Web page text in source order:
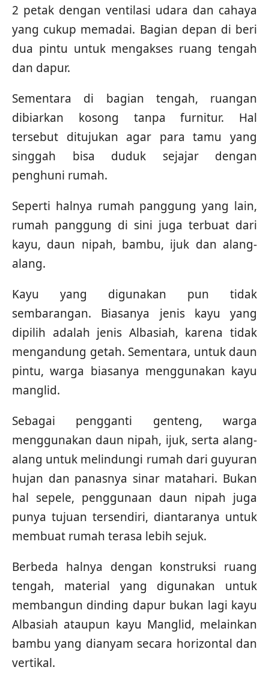
2 petak dengan ventilasi udara dan cahaya
yang cukup memadai. Bagian depan di beri
dua pintu untuk mengakses ruang tengah
dan dapur.
Sementara di bagian tengah, ruangan
dibiarkan kosong tanpa furnitur. Hal
tersebut ditujukan agar para tamu yang
singgah bisa duduk sejajar dengan
penghuni rumah.
Seperti halnya rumah panggung yang lain,
rumah panggung di sini juga terbuat dari
kayu, daun nipah, bambu, ijuk dan alang-
alang.
Kayu yang digunakan pun tidak
sembarangan. Biasanya jenis kayu yang
dipilih adalah jenis Albasiah, karena tidak
mengandung getah. Sementara, untuk daun
pintu, warga biasanya menggunakan kayu
manglid.
Sebagai pengganti genteng, warga
menggunakan daun nipah, ijuk, serta alang-
alang untuk melindungi rumah dari guyuran
hujan dan panasnya sinar matahari. Bukan
hal sepele, penggunaan daun nipah juga
punya tujuan tersendiri, diantaranya untuk
membuat rumah terasa lebih sejuk.
Berbeda halnya dengan konstruksi ruang
tengah, material yang digunakan untuk
membangun dinding dapur bukan lagi kayu
Albasiah ataupun kayu Manglid, melainkan
bambu yang dianyam secara horizontal dan
vertikal.